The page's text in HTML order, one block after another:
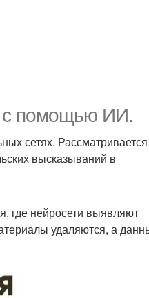
с помощью ИИ.
сетях. Рассматривается
высказываний в
где нейросети выявляют
удаляются, а